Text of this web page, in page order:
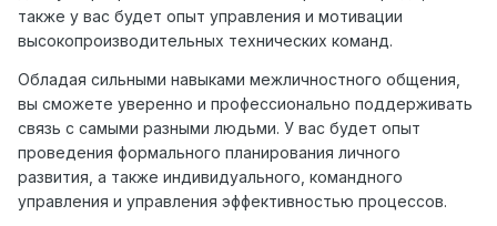
также у вас будет опыт управления и мотивации
высокопроизводительных технических команд.
Обладая сильными навыками межличностного общения,
вы сможете уверенно и профессионально поддерживать
связь с самыми разными людьми. У вас будет опыт
проведения формального планирования личного
развития, а также индивидуального, командного
управления и управления эффективностью процессов.